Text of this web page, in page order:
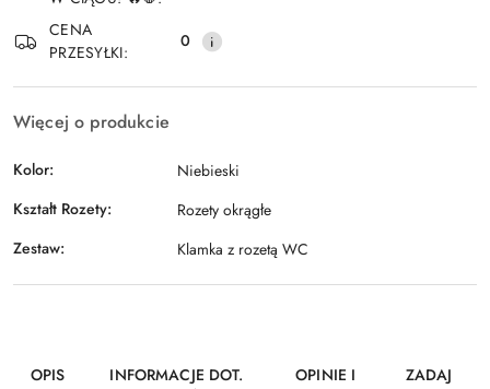
dostawa
CENA
PRZESYŁKI:
0
Więcej o produkcie
Kolor:
Niebieski
Kształt Rozety:
Rozety okrągłe
Zestaw:
Klamka z rozetą WC
OPIS
INFORMACJE DOT.
OPINIE I
ZADAJ